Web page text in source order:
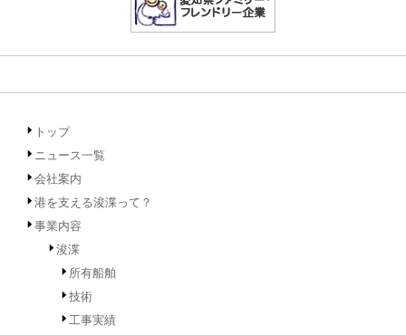
トップ
ニュース一覧
会社案内
港を支える浚渫って？
事業内容
浚渫
所有船舶
技術
工事実績